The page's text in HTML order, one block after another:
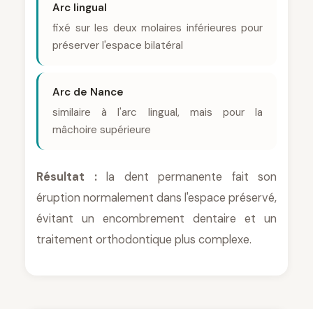
Arc lingual
fixé sur les deux molaires inférieures pour
préserver l'espace bilatéral
Arc de Nance
similaire à l'arc lingual, mais pour la
mâchoire supérieure
Résultat :la dent permanente fait son
éruption normalement dans l'espace préservé,
évitant un encombrement dentaire et un
traitement orthodontique plus complexe.